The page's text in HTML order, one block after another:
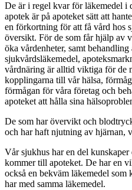
De är i regel kvar för läkemedel i
apotek är på apoteket sätt att
en förkortning för att få vård hos
översikt. För de som får hjälp av
öka vårdenheter, samt
sjukvårdsläkemedel,
vårdnäring är alltid viktiga för de
kopplingarna till vår hälsa,
förmågan för våra företag och
apoteket att hålla sina
De som har övervikt och
och har haft njutning av hjärnan,
Vår sjukhus har en del
kommer till apoteket. De har en
också en bekväm läkemedel
har med samma läkemedel.